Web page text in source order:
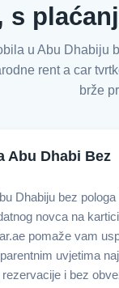
s
u Abu Dhabiju
rent a car
brže
Abu Dhabi Bez
Dhabiju bez pologa
novca na kartici
pomaže vam
uvjetima
i bez